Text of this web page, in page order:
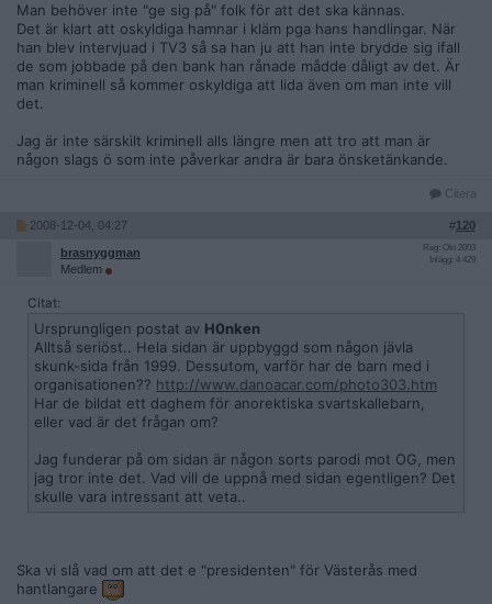
Man behöver inte "ge sig på" folk för att det ska kännas.
Det är klart att oskyldiga hamnar i kläm pga hans handlingar. När
han blev intervjuad i TV3 så sa han ju att han inte brydde sig ifall
de som jobbade på den bank han rånade mådde dåligt av det. Är
man kriminell så kommer oskyldiga att lida även om man inte vill
det.
Jag är inte särskilt kriminell alls längre men att tro att man är
någon slags ö som inte påverkar andra är bara önsketänkande.
Citera
2008-12-04, 04:27 #120
brasnyggman
Medlem
Reg: Okt 2003
Inlägg: 4 429
Citat:
Ursprungligen postat av H0nken
Alltså seriöst.. Hela sidan är uppbyggd som någon jävla
skunk-sida från 1999. Dessutom, varför har de barn med i
organisationen?? http://www.danoacar.com/photo303.htm
Har de bildat ett daghem för anorektiska svartskallebarn,
eller vad är det frågan om?
Jag funderar på om sidan är någon sorts parodi mot OG, men
jag tror inte det. Vad vill de uppnå med sidan egentligen? Det
skulle vara intressant att veta..
Ska vi slå vad om att det e "presidenten" för Västerås med
hantlangare